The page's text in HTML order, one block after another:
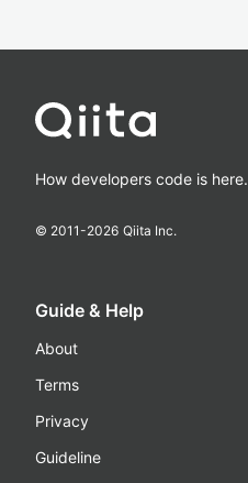
How developers code is here.
© 2011-2026 Qiita Inc.
Guide & Help
About
Terms
Privacy
Guideline